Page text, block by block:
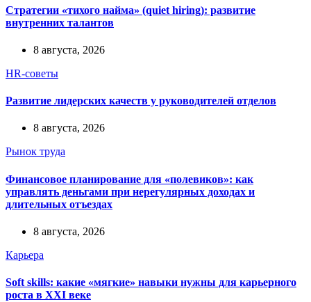
Стратегии «тихого найма» (quiet hiring): развитие
внутренних талантов
8 августа, 2026
HR-советы
Развитие лидерских качеств у руководителей отделов
8 августа, 2026
Рынок труда
Финансовое планирование для «полевиков»: как
управлять деньгами при нерегулярных доходах и
длительных отъездах
8 августа, 2026
Карьера
Soft skills: какие «мягкие» навыки нужны для карьерного
роста в XXI веке